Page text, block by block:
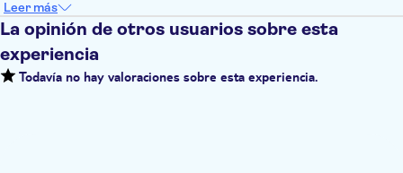
Leer más
La opinión de otros usuarios sobre esta
experiencia
Todavía no hay valoraciones sobre esta experiencia.